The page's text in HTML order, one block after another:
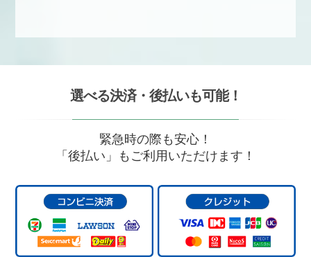
選べる決済・後払いも可能！
緊急時の際も安心！
「後払い」もご利用いただけます！